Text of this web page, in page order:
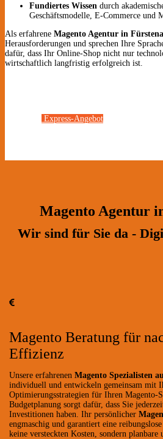
Fundiertes Wissen durch
Geschäftsmodelle, E-Commerce und
Als erfahrene Magento Agentur in
Herausforderungen und sprechen Ihre
dafür, dass Ihr Online-Shop nicht nur
wirtschaftlich langfristig erfolgreich ist.
Express-Angebot
Magento Agentur
Wir sind für Sie da -
Magento Beratung für
Effizienz
Unsere erfahrenen Magento Spezialisten
individuell und entwickeln gemeinsam mit
Optimierungsstrategien für Ihren Magento-
Budgetplanung sorgt dafür, dass Sie
Investitionen haben. Ihr persönlicher
engmaschig und garantiert eine
keine versteckten Kosten, sondern planbare